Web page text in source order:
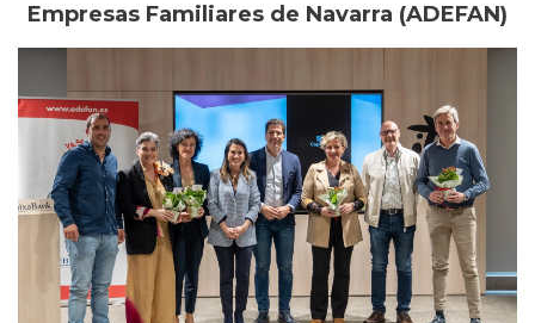
Empresas Familiares de Navarra (ADEFAN)